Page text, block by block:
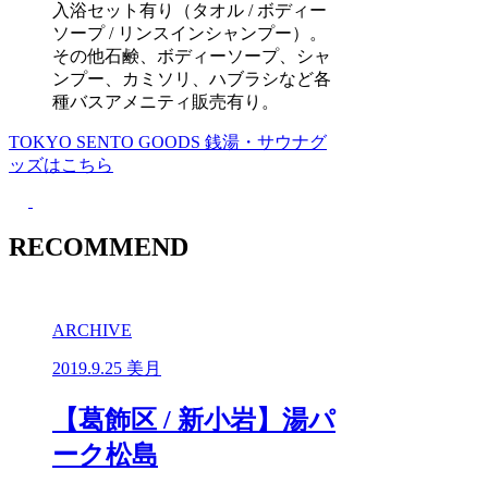
入浴セット有り（タオル / ボディー
ソープ / リンスインシャンプー）。
その他石鹸、ボディーソープ、シャ
ンプー、カミソリ、ハブラシなど各
種バスアメニティ販売有り。
TOKYO SENTO GOODS 銭湯・サウナグ
ッズはこちら
RECOMMEND
ARCHIVE
2019.9.25 美月
【葛飾区 / 新小岩】湯パ
ーク松島